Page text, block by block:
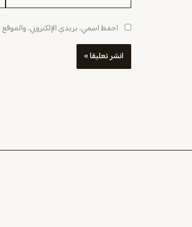
احفظ اسمي، بريدي الإلكتروني،